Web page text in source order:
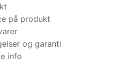
på produkt
og garanti
info